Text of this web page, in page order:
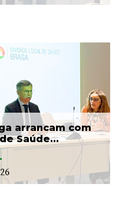
arrancam com
Saúde...